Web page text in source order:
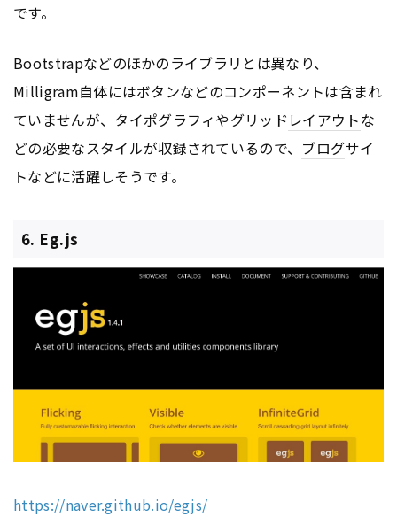
です。
Bootstrapなどのほかのライブラリとは異なり、
Milligram自体にはボタンなどのコンポーネントは含まれ
ていませんが、タイポグラフィやグリッド レイアウトな
どの必要なスタイルが収録されているので、 ブログサイ
トなどに活躍しそうです。
6. Eg.js
https://naver.github.io/egjs/